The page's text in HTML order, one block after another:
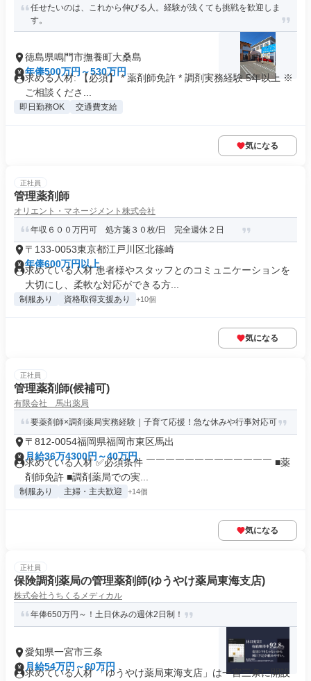
任せたいのは、これから伸びる人。経験が浅くても挑戦を歓迎しま
す。
徳島県鳴門市撫養町大桑島
年俸500万円～530万円
求める人材: 【必須】 * 薬剤師免許 * 調剤実務経験 5年以上 ※
ご相談くださ...
即日勤務OK 交通費支給
気になる
正社員
管理薬剤師
オリエント・マネージメント株式会社
年収６００万円可 処方箋３０枚/日 完全週休２日
〒133-0053東京都江戸川区北篠崎
年俸600万円以上
求めている人材 患者様やスタッフとのコミュニケーションを
大切にし、柔軟な対応ができる方...
制服あり 資格取得支援あり +10個
気になる
正社員
管理薬剤師(候補可)
有限会社 馬出薬局
要薬剤師×調剤薬局実務経験｜子育て応援！急な休みや行事対応可
〒812-0054福岡県福岡市東区馬出
月給36万4300円～40万円
求めている人材 ✅必須条件 ￣￣￣￣￣￣￣￣￣￣￣￣￣ ■薬
剤師免許 ■調剤薬局での実...
制服あり 主婦・主夫歓迎 +14個
気になる
正社員
保険調剤薬局の管理薬剤師(ゆうやけ薬局東海支店)
株式会社うちくるメディカル
年俸650万円～！土日休みの週休2日制！
愛知県一宮市三条
月給54万円～60万円
求めている人材 「ゆうやけ薬局東海支店」は一宮三条に開設